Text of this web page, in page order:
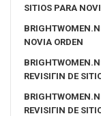
SITIOS PARA
NOVIA ORDEN
REVISIГІN DE
REVISIГІN DE